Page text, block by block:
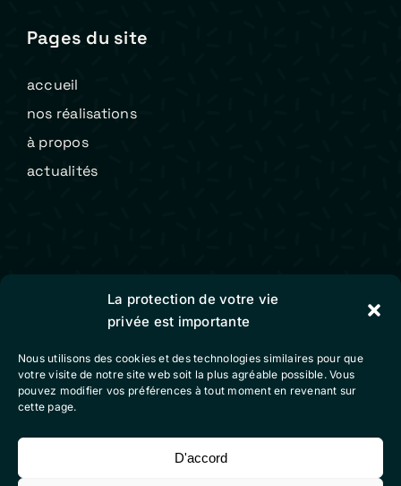
La protection de votre vie
privée est importante
Nous utilisons des cookies et des technologies similaires pour que
votre visite de notre site web soit la plus agréable possible. Vous
pouvez modifier vos préférences à tout moment en revenant sur
cette page.
D'accord
Pages du site
accueil
nos réalisations
à propos
actualités
animation / motion design
Colibri Vidéo